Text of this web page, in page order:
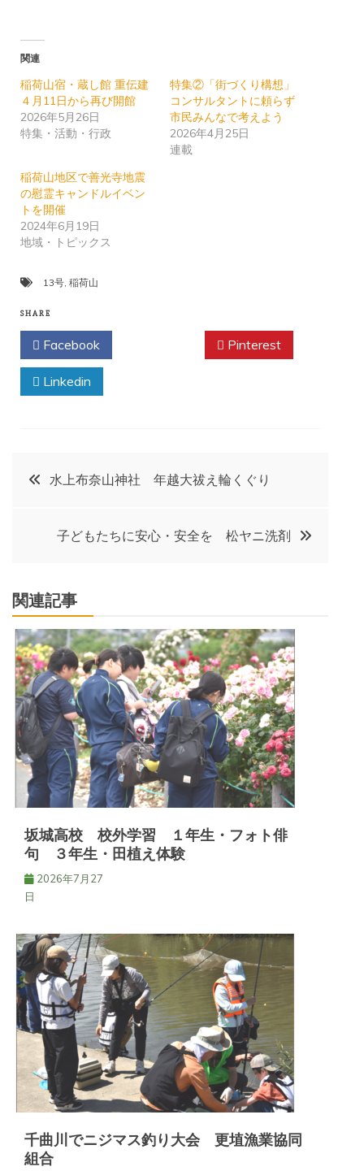
関連
稲荷山宿・蔵し館 重伝建
４月11日から再び開館
2026年5月26日
特集・活動・行政
特集②「街づくり構想」
コンサルタントに頼らず
市民みんなで考えよう
2026年4月25日
連載
稲荷山地区で善光寺地震
の慰霊キャンドルイベン
トを開催
2024年6月19日
地域・トピックス
13号, 稲荷山
SHARE
Facebook Pinterest
Linkedin
投
ビ
ゲ
ー
シ
ョ
ン
水上布奈山神社 年越大祓え輪くぐり
子どもたちに安心・安全を 松ヤニ洗剤
関連記事
坂城高校 校外学習 １年生・フォト俳
句 ３年生・田植え体験
2026年7月27
日
千曲川でニジマス釣り大会 更埴漁業協同
組合